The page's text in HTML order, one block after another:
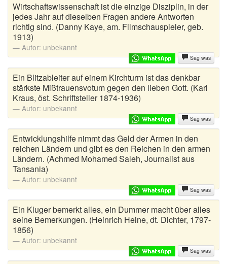
Wirtschaftswissenschaft ist die einzige Disziplin, in der
jedes Jahr auf dieselben Fragen andere Antworten
richtig sind. (Danny Kaye, am. Filmschauspieler, geb.
1913)
Autor: unbekannt
Sag was
Ein Blitzableiter auf einem Kirchturm ist das denkbar
stärkste Mißtrauensvotum gegen den lieben Gott. (Karl
Kraus, öst. Schriftsteller 1874-1936)
Autor: unbekannt
Sag was
Entwicklungshilfe nimmt das Geld der Armen in den
reichen Ländern und gibt es den Reichen in den armen
Ländern. (Achmed Mohamed Saleh, Journalist aus
Tansania)
Autor: unbekannt
Sag was
Ein Kluger bemerkt alles, ein Dummer macht über alles
seine Bemerkungen. (Heinrich Heine, dt. Dichter, 1797-
1856)
Autor: unbekannt
Sag was